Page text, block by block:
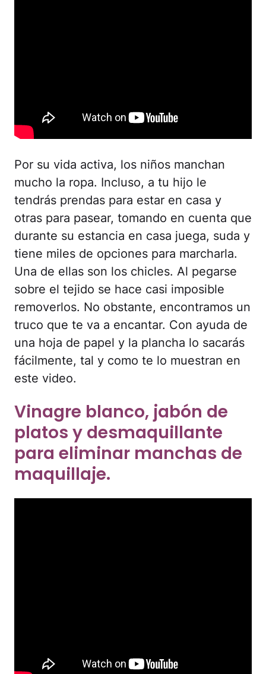
Por su vida activa, los niños manchan
mucho la ropa. Incluso, a tu hijo le
tendrás prendas para estar en casa y
otras para pasear, tomando en cuenta que
durante su estancia en casa juega, suda y
tiene miles de opciones para marcharla.
Una de ellas son los chicles. Al pegarse
sobre el tejido se hace casi imposible
removerlos. No obstante, encontramos un
truco que te va a encantar. Con ayuda de
una hoja de papel y la plancha lo sacarás
fácilmente, tal y como te lo muestran en
este video.
Vinagre blanco, jabón de
platos y desmaquillante
para eliminar manchas de
maquillaje.